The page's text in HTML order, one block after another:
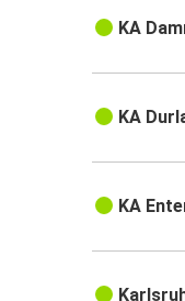
KA
KA
KA